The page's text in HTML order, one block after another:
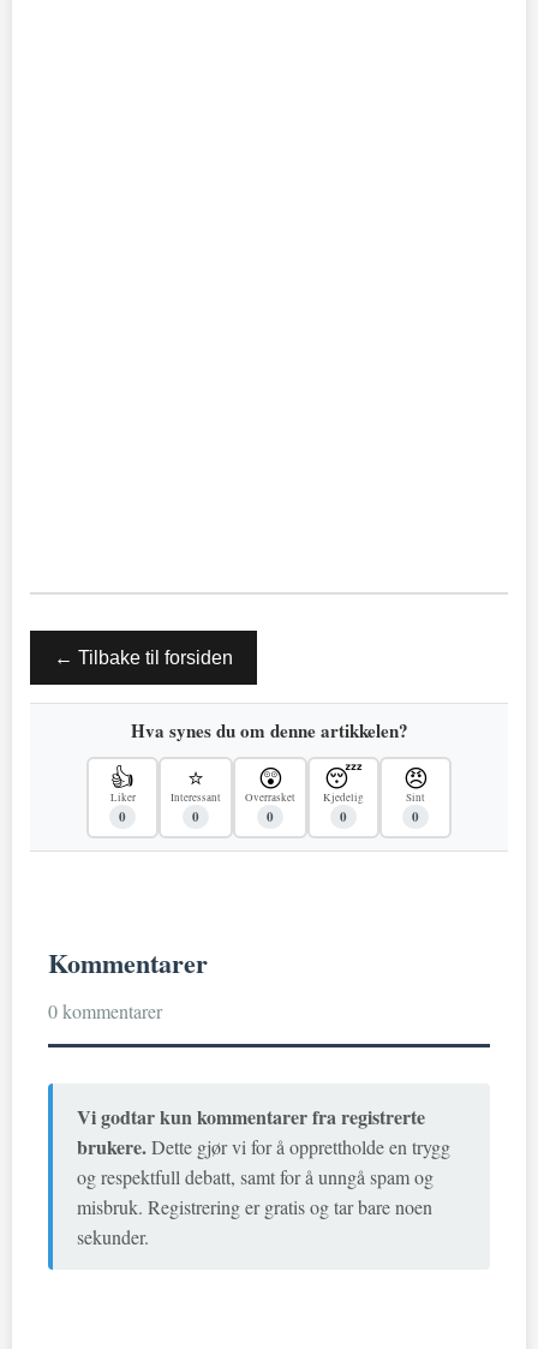
← Tilbake til forsiden
Hva synes du om denne artikkelen?
👍
Liker
0
⭐
Interessant
0
😲
Overrasket
0
😴
Kjedelig
0
😠
Sint
0
Kommentarer
0 kommentarer
Vi godtar kun kommentarer fra registrerte
brukere.Dette gjør vi for å opprettholde en trygg
og respektfull debatt, samt for å unngå spam og
misbruk. Registrering er gratis og tar bare noen
sekunder.